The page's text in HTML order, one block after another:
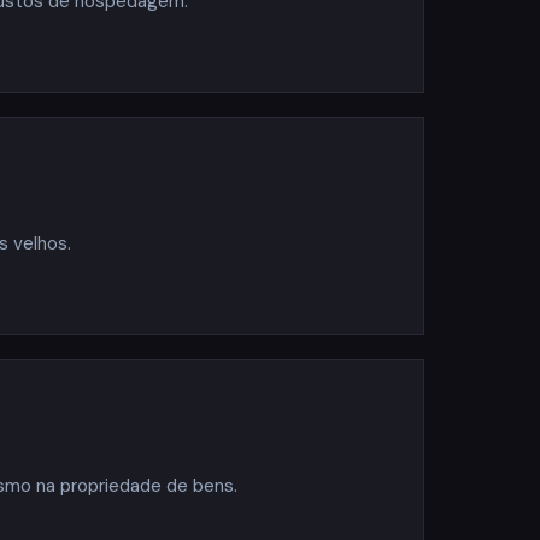
velhos.
na propriedade de bens.